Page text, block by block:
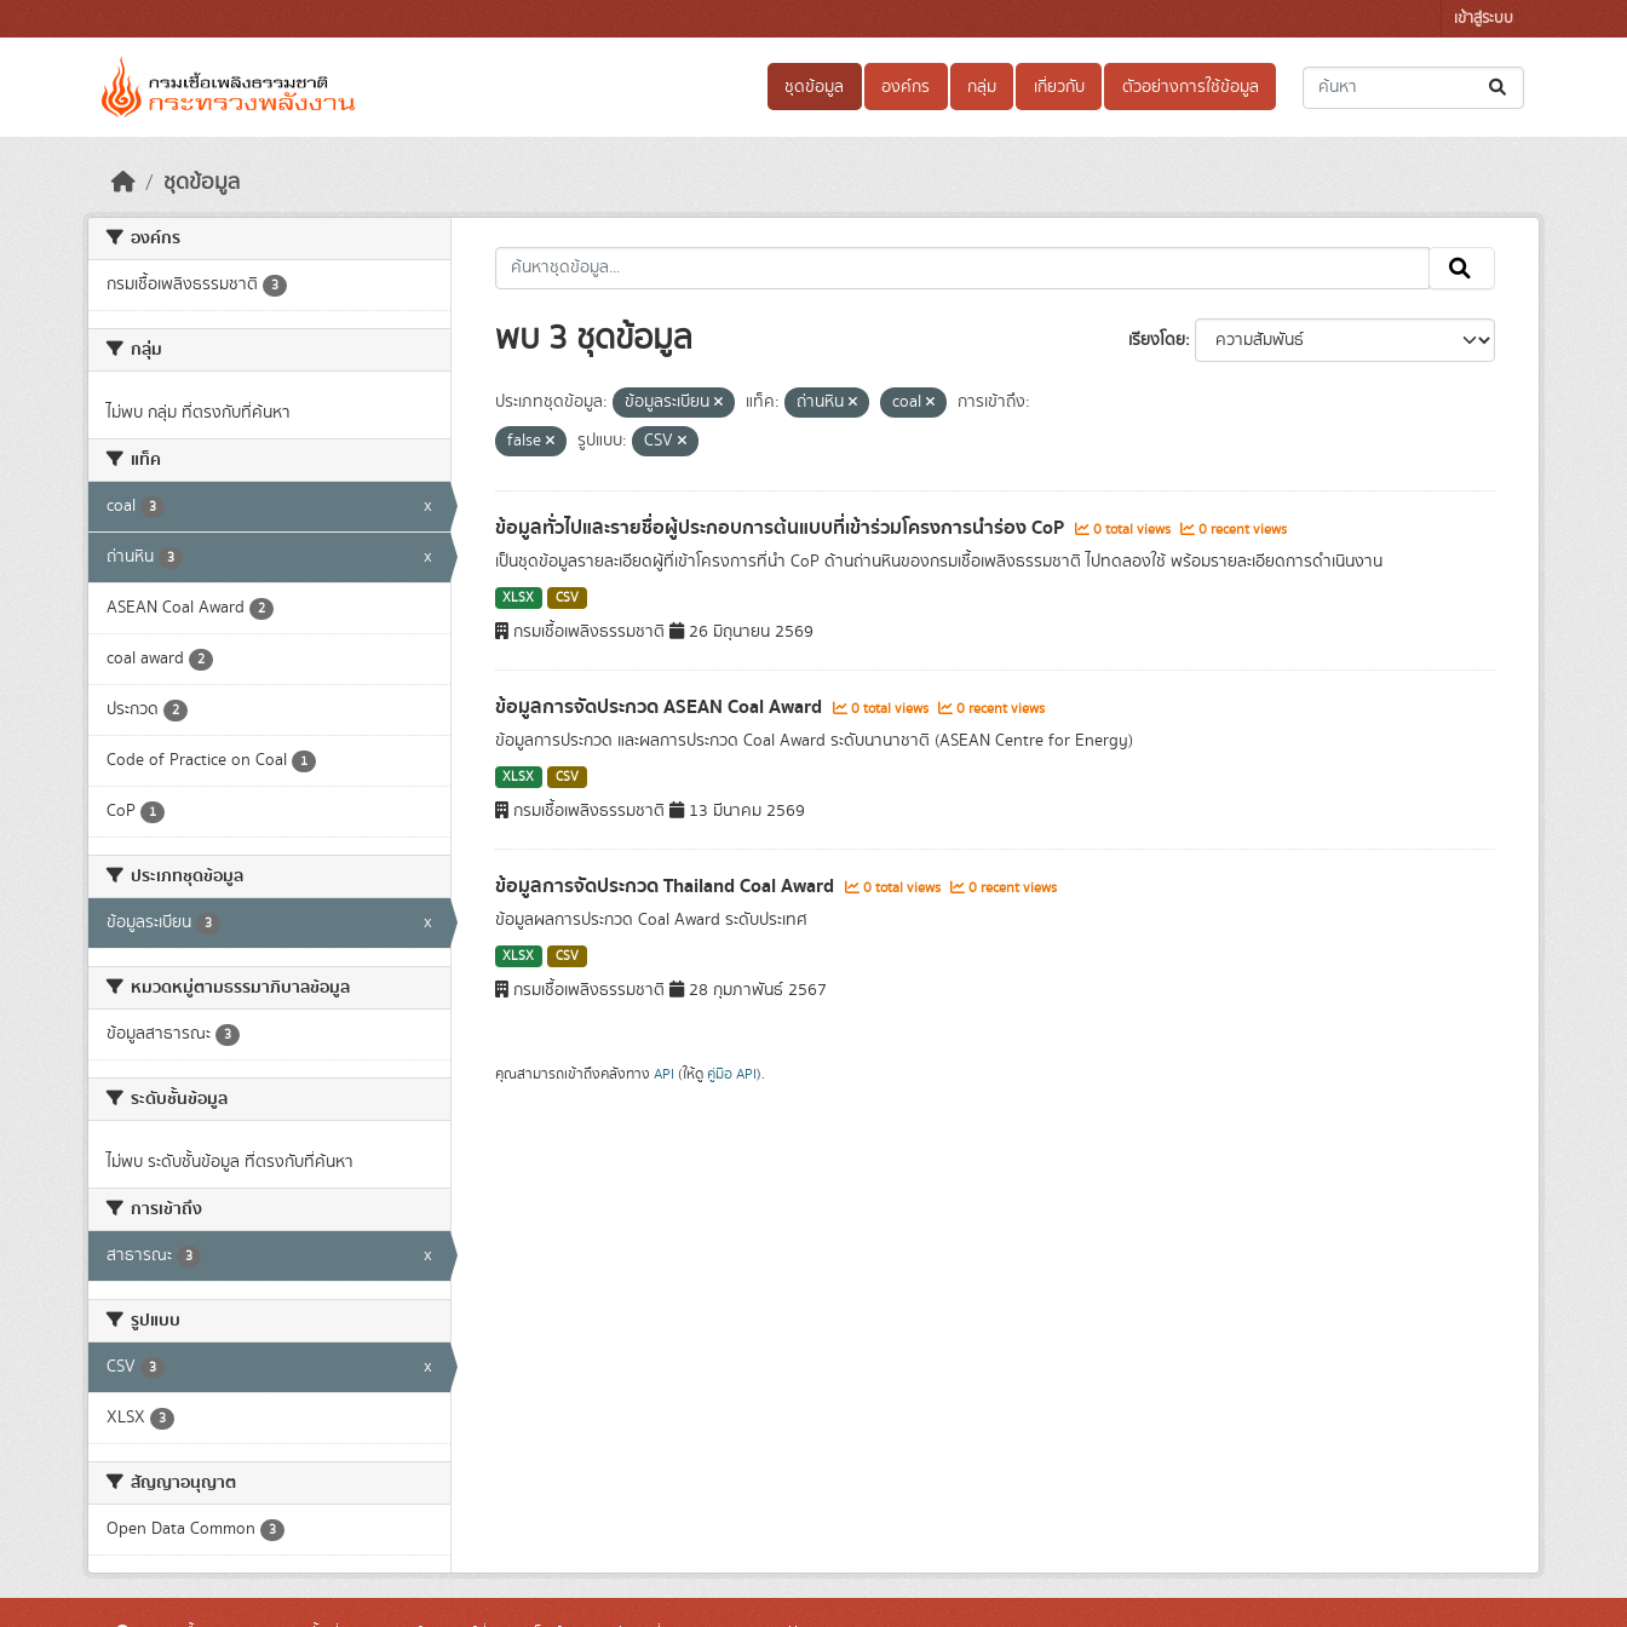
เข้าสู่ระบบ
ชุดข้อมูล องค์กร กลุ่ม เกี่ยวกับ ตัวอย่างการใช้ข้อมูล
ชุดข้อมูล
องค์กร
กรมเชื้อเพลิงธรรมชาติ 3
กลุ่ม
ไม่พบ กลุ่ม ที่ตรงกับที่ค้นหา
แท็ค
coal 3 x
ถ่านหิน 3 x
ASEAN Coal Award 2
coal award 2
ประกวด 2
Code of Practice on Coal 1
CoP 1
ประเภทชุดข้อมูล
ข้อมูลระเบียน 3 x
หมวดหมู่ตามธรรมาภิบาลข้อมูล
ข้อมูลสาธารณะ 3
ระดับชั้นข้อมูล
ไม่พบ ระดับชั้นข้อมูล ที่ตรงกับที่ค้นหา
การเข้าถึง
สาธารณะ 3 x
รูปแบบ
CSV 3 x
XLSX 3
สัญญาอนุญาต
Open Data Common 3
เรียงโดย
พบ 3 ชุดข้อมูล
ประเภทชุดข้อมูล: ข้อมูลระเบียน แท็ค: ถ่านหิน coal
การเข้าถึง:
false
รูปแบบ: CSV
ข้อมูลทั่วไปและรายชื่อผู้ประกอบการต้นแบบที่เข้าร่วมโครงการนำร่อง CoP 0 total views 0 recent views
เป็นชุดข้อมูลรายละเอียดผู้ที่เข้าโครงการที่นำ CoP ด้านถ่านหินของกรมเชื้อเพลิงธรรมชาติ ไปทดลองใช้ พร้อมรายละเอียดการดำเนินงาน
XLSX CSV
กรมเชื้อเพลิงธรรมชาติ 26 มิถุนายน 2569
ข้อมูลการจัดประกวด ASEAN Coal Award 0 total views 0 recent views
ข้อมูลการประกวด และผลการประกวด Coal Award ระดับนานาชาติ (ASEAN Centre for Energy)
XLSX CSV
กรมเชื้อเพลิงธรรมชาติ 13 มีนาคม 2569
ข้อมูลการจัดประกวด Thailand Coal Award 0 total views 0 recent views
ข้อมูลผลการประกวด Coal Award ระดับประเทศ
XLSX CSV
กรมเชื้อเพลิงธรรมชาติ 28 กุมภาพันธ์ 2567
คุณสามารถเข้าถึงคลังทาง API (ให้ดู คู่มือ API).